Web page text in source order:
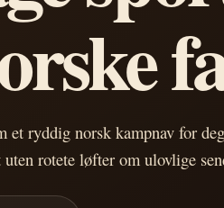
et ryddig norsk kampnav for
rotete løfter om ulovlige